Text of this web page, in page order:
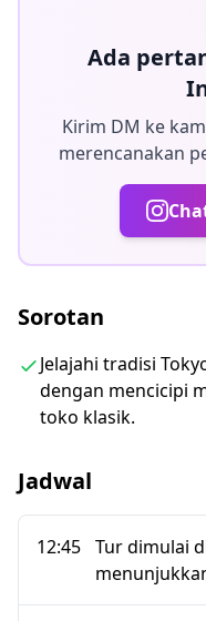
asal-usulnya, yang
beberapa abad yang
・Lihat dunia lama di
wawasan dari
・Cicipi suguhan
hingga kerupuk beras
・Pelajari tentang
seperti kaligrafi dan
hanya 10 pelanggan
・Tur ini netral
bersertifikasi B Corp
kebaikan
◆Termasuk
・Camilan
kerupuk beras,
Ada
Kirim DM ke
merencanakan
Sorotan
Jelajahi tradisi
dengan mencicipi
toko klasik.
Jadwal
12:45 Tur dimulai